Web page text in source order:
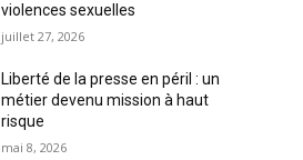
violences sexuelles
juillet 27, 2026
Liberté de la presse en péril : un
métier devenu mission à haut
risque
mai 8, 2026